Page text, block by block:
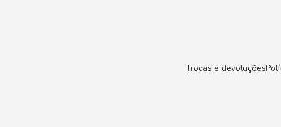
Trocas e devoluções